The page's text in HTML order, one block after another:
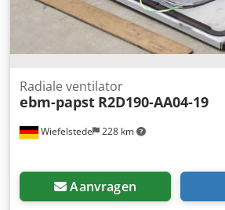
Wiefelstede 228 km
Radiale ventilator
ebm-papst R2D190-AA04-19
Aanvragen